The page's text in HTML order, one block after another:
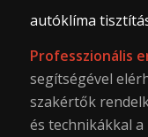
autóklíma
Professzionális
segítségével
szakértők
és technikákkal